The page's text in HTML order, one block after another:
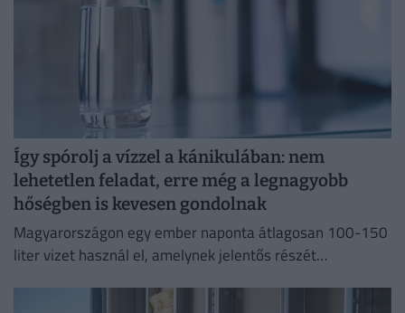
Így spórolj a vízzel a kánikulában: nem
lehetetlen feladat, erre még a legnagyobb
hőségben is kevesen gondolnak
Magyarországon egy ember naponta átlagosan 100-150
liter vizet használ el, amelynek jelentős részét